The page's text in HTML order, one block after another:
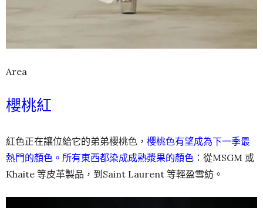
Area
櫻桃紅
紅色正在讓位給它的弟弟櫻桃色， 櫻桃色有望成為下一季最
熱門的顏色。所有東西都染成成熟漿果的顏色 ：從MSGM 或
Khaite 等皮革製品，到Saint Laurent 等輕盈雪紡。